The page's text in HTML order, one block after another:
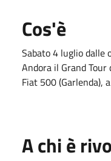
Cos'è
Sabato 4 luglio dalle
Andora il Grand
Fiat 500 (Garlenda),
A chi è